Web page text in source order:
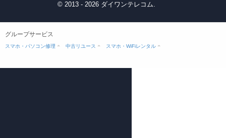
© 2013 - 2026 ダイワンテレコム.
グループサービス
スマホ・パソコン修理 中古リユース スマホ・WiFiレンタル